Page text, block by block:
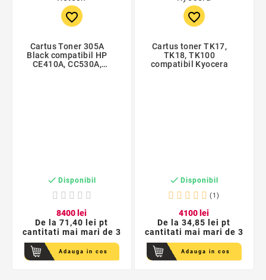
favorite_border
Cartus Toner 305A
Black compatibil HP
CE410A, CC530A,
 Disponibil
8400 lei
De la71,40 lei pt
cantitati mai mari de 3
Adauga in cos
favorite_border
Cartus toner TK17,
TK18, TK100
compatibil Kyocera
 Disponibil
(1)
4100 lei
De la34,85 lei pt
cantitati mai mari de 3
Adauga in cos